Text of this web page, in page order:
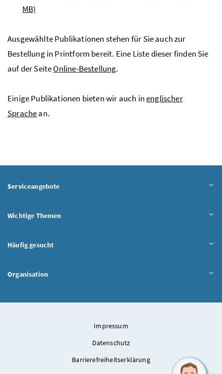
MB)
Ausgewählte Publikationen stehen für Sie auch zur
Bestellung in Printform bereit. Eine Liste dieser finden Sie
auf der SeiteOnline-Bestellung.
Einige Publikationen bieten wir auch inenglischer
Sprachean.
Serviceangebote
Wichtige Themen
Häufig gesucht
Organisation
Impressum
Datenschutz
Barrierefreiheitserklärung